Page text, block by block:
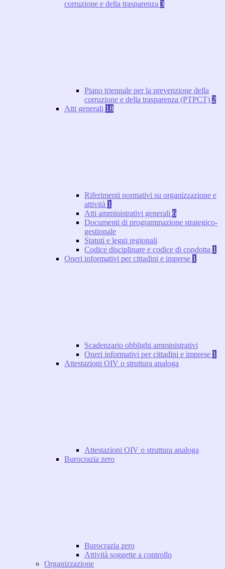
corruzione e della trasparenza 3
Piano triennale per la prevenzione della
corruzione e della trasparenza (PTPCT) 2
Atti generali 18
Riferimenti normativi su organizzazione e
attività 1
Atti amministrativi generali 6
Documenti di programmazione strategico-
gestionale
Statuti e leggi regionali
Codice disciplinare e codice di condotta 1
Oneri informativi per cittadini e imprese 1
Scadenzario obblighi amministrativi
Oneri informativi per cittadini e imprese 1
Attestazioni OIV o struttura analoga
Attestazioni OIV o struttura analoga
Burocrazia zero
Burocrazia zero
Attività soggette a controllo
Organizzazione